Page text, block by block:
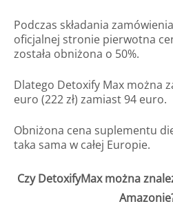
Podczas składania
oficjalnej stronie pierwotna
została obniżona o 50%.
Dlatego Detoxify Max można
euro (222 zł) zamiast 94 euro.
Obniżona cena suplementu
taka sama w całej Europie.
Czy DetoxifyMax można